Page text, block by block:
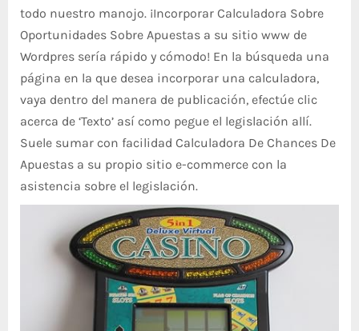
todo nuestro manojo. ¡Incorporar Calculadora Sobre
Oportunidades Sobre Apuestas a su sitio www de
Wordpres serí­a rápido y cómodo! En la búsqueda una
página en la que desea incorporar una calculadora,
vaya dentro del manera de publicación, efectúe clic
acerca de ‘Texto’ así­ como pegue el legislación allí.
Suele sumar con facilidad Calculadora De Chances De
Apuestas a su propio sitio e-commerce con la
asistencia sobre el legislación.